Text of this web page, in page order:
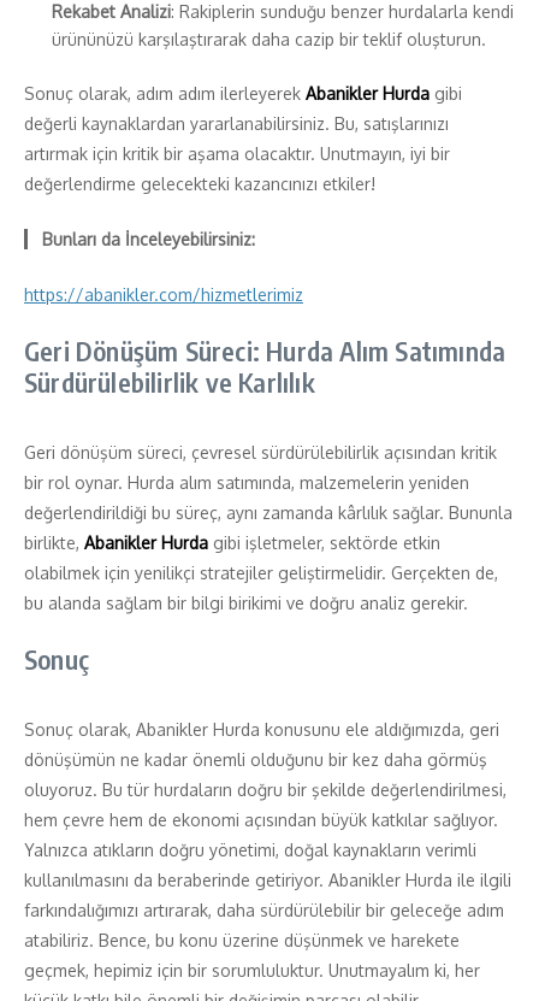
Rekabet Analizi: Rakiplerin sunduğu benzer hurdalarla kendi
ürününüzü karşılaştırarak daha cazip bir teklif oluşturun.
Sonuç olarak, adım adım ilerleyerek Abanikler Hurda gibi
değerli kaynaklardan yararlanabilirsiniz. Bu, satışlarınızı
artırmak için kritik bir aşama olacaktır. Unutmayın, iyi bir
değerlendirme gelecekteki kazancınızı etkiler!
Bunları da İnceleyebilirsiniz:
https://abanikler.com/hizmetlerimiz
Geri Dönüşüm Süreci: Hurda Alım Satımında
Sürdürülebilirlik ve Karlılık
Geri dönüşüm süreci, çevresel sürdürülebilirlik açısından kritik
bir rol oynar. Hurda alım satımında, malzemelerin yeniden
değerlendirildiği bu süreç, aynı zamanda kârlılık sağlar. Bununla
birlikte, Abanikler Hurda gibi işletmeler, sektörde etkin
olabilmek için yenilikçi stratejiler geliştirmelidir. Gerçekten de,
bu alanda sağlam bir bilgi birikimi ve doğru analiz gerekir.
Sonuç
Sonuç olarak, Abanikler Hurda konusunu ele aldığımızda, geri
dönüşümün ne kadar önemli olduğunu bir kez daha görmüş
oluyoruz. Bu tür hurdaların doğru bir şekilde değerlendirilmesi,
hem çevre hem de ekonomi açısından büyük katkılar sağlıyor.
Yalnızca atıkların doğru yönetimi, doğal kaynakların verimli
kullanılmasını da beraberinde getiriyor. Abanikler Hurda ile ilgili
farkındalığımızı artırarak, daha sürdürülebilir bir geleceğe adım
atabiliriz. Bence, bu konu üzerine düşünmek ve harekete
geçmek, hepimiz için bir sorumluluktur. Unutmayalım ki, her